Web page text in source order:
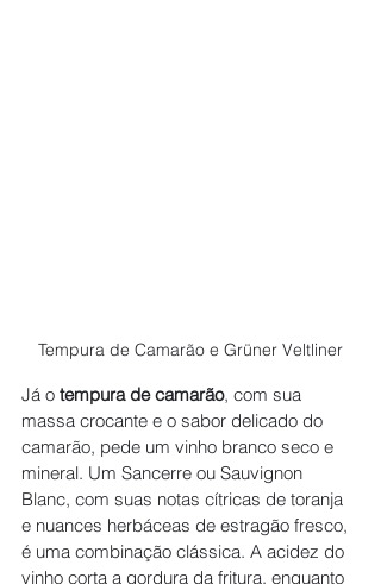
Tempura de Camarão e Grüner Veltliner
Já o tempura de camarão, com sua
massa crocante e o sabor delicado do
camarão, pede um vinho branco seco e
mineral. Um Sancerre ou Sauvignon
Blanc, com suas notas cítricas de toranja
e nuances herbáceas de estragão fresco,
é uma combinação clássica. A acidez do
vinho corta a gordura da fritura, enquanto